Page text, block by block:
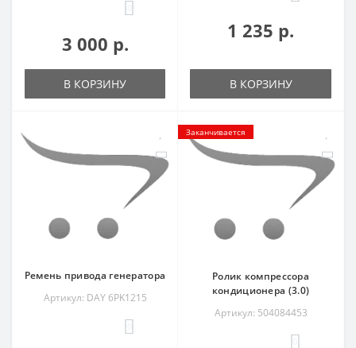
3 000 р.
В КОРЗИНУ
1 235 р.
В КОРЗИНУ
Ремень привода генератора
Артикул: DAY 6PK1215
Заканчивается
Ролик компрессора
кондиционера (3.0)
Артикул: 504084453